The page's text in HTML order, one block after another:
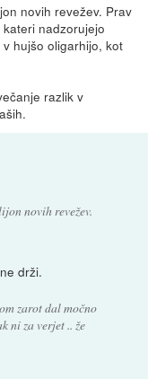
novih revežev. Prav
nadzorujejo
hujšo oligarhijo, kot
razlik v
novih revežev.
drži.
zarot dal močno
ni za verjet .. že